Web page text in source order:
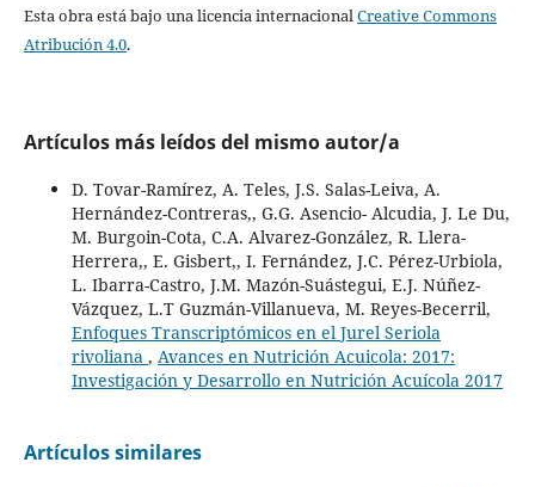
Esta obra está bajo una licencia internacionalCreative Commons
Atribución 4.0.
Artículos más leídos del mismo autor/a
D. Tovar-Ramírez, A. Teles, J.S. Salas-Leiva, A.
Hernández-Contreras,, G.G. Asencio- Alcudia, J. Le Du,
M. Burgoin-Cota, C.A. Alvarez-González, R. Llera-
Herrera,, E. Gisbert,, I. Fernández, J.C. Pérez-Urbiola,
L. Ibarra-Castro, J.M. Mazón-Suástegui, E.J. Núñez-
Vázquez, L.T Guzmán-Villanueva, M. Reyes-Becerril,
Enfoques Transcriptómicos en el Jurel Seriola
rivoliana , Avances en Nutrición Acuicola: 2017:
Investigación y Desarrollo en Nutrición Acuícola 2017
Artículos similares